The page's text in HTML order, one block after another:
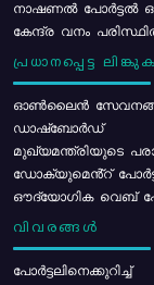
നാഷണൽ പോർട്ടൽ
കേന്ദ്ര വനം
പ്രധാനപ്പെട്ട
ഓൺലൈൻ
ഡാഷ്ബോർഡ്
മുഖ്യമന്ത്രിയുടെ
ഡോക്യുമെൻ്റ്
ഔദ്യോഗിക വെബ്
വിവരങ്ങൾ
പോര്‍ട്ടലിനെക്കുറിച്ച്